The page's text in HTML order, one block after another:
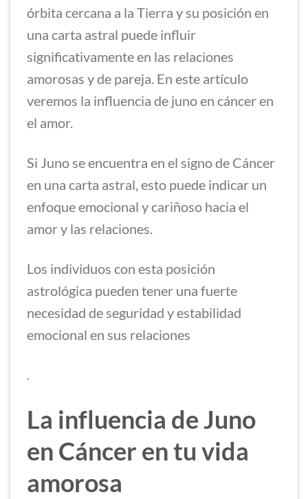
órbita cercana a la Tierra y su posición en
una carta astral puede influir
significativamente en las relaciones
amorosas y de pareja. En este artículo
veremos la influencia de juno en cáncer en
el amor.
Si Juno se encuentra en el signo de Cáncer
en una carta astral, esto puede indicar un
enfoque emocional y cariñoso hacia el
amor y las relaciones.
Los individuos con esta posición
astrológica pueden tener una fuerte
necesidad de seguridad y estabilidad
emocional en sus relaciones
.
La influencia de Juno
en Cáncer en tu vida
amorosa